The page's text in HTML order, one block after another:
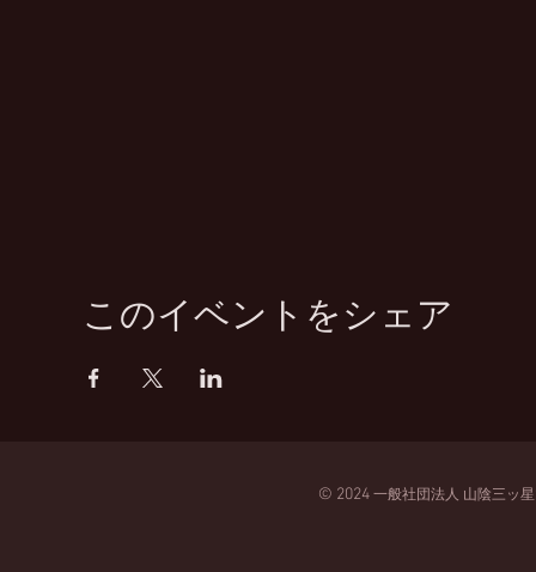
このイベントをシェア
© 2024 一般社団法人 山陰三ッ